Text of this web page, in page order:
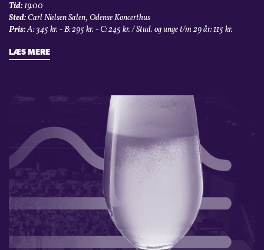
Tid:19:00
Sted:Carl Nielsen Salen, Odense Koncerthus
Pris:A: 345 kr. - B: 295 kr. - C: 245 kr. / Stud. og unge t/m 29 år: 115 kr.
LÆS MERE